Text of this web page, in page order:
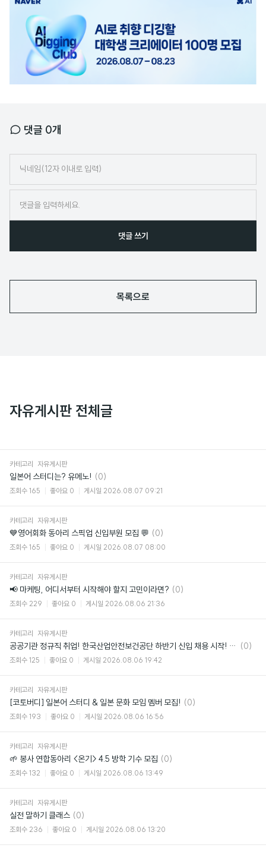
댓글 0개
임
댓글 쓰기
목록으로
자유게시판 전체글
카테고리 자유게시판
일본어 스터디는? 유메노! 댓
글
(0)
조회수 165 좋아요 0 게시일 2026.08.07 09:21
카테고리 자유게시판
💙영어회화 동아리 스픽업 신입부원 모집 💬 댓
글
(0)
조회수 165 좋아요 0 게시일 2026.08.07 08:00
카테고리 자유게시판
📢 마케팅, 어디서부터 시작해야 할지 고민이라면? 댓
(0)
조회수 229 좋아요 0 게시일 2026.08.06 21:36
카테고리 자유게시판
공공기관 정규직 취업! 한국산업안전보건공단 하반기 신입 채용 시작! (~8/24) 댓
(0)
조회수 125 좋아요 0 게시일 2026.08.06 19:42
카테고리 자유게시판
[코토버디] 일본어 스터디 & 일본 문화 모임 멤버 모집! 댓
(0)
조회수 193 좋아요 0 게시일 2026.08.06 16:56
카테고리 자유게시판
🌱 봉사 연합동아리 <온기> 4.5 방학 기수 모집 댓
글
(0)
조회수 132 좋아요 0 게시일 2026.08.06 13:49
카테고리 자유게시판
실전 말하기 클래스 댓
글
(0)
조회수 236 좋아요 0 게시일 2026.08.06 13:20